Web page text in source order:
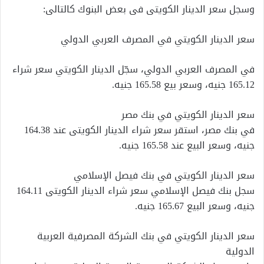
وسجل سعر الدينار الكويتى فى بعض البنوك كالتالى:
سعر الدينار الكويتي في المصرف العربي الدولي
في المصرف العربي الدولي، سجّل الدينار الكويتي سعر شراء
165.12 جنيه، وسعر بيع 165.58 جنيه.
سعر الدينار الكويتي في بنك مصر
في بنك مصر، استقر سعر شراء الدينار الكويتى عند 164.38
جنيه، وسعر البيع عند 165.58 جنيه.
سعر الدينار الكويتي في بنك فيصل الإسلامي
سجل بنك فيصل الإسلامي سعر شراء الدينار الكويتى 164.11
جنيه، وسعر البيع 165.67 جنيه.
سعر الدينار الكويتي في بنك الشركة المصرفية العربية
الدولية